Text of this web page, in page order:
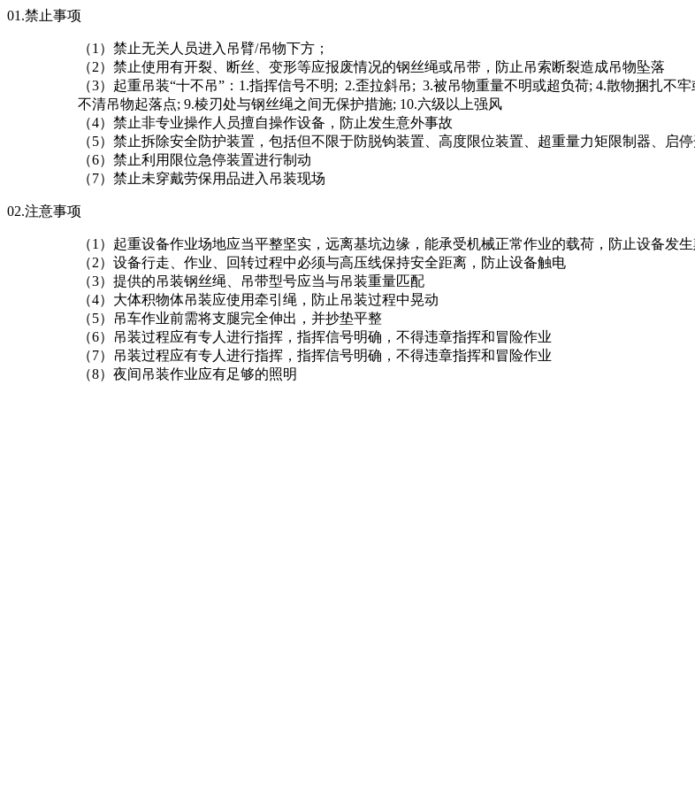
01.禁止事项
（1）禁止无关人员进入吊臂/吊物下方；
（2）禁止使用有开裂、断丝、变形等应报废情况的钢丝绳或吊带，防止吊索断裂造成吊物坠落
（3）起重吊装“十不吊”：1.指挥信号不明; 2.歪拉斜吊; 3.被吊物重量不明或超负荷; 4.散物捆扎
不清吊物起落点; 9.棱刃处与钢丝绳之间无保护措施; 10.六级以上强风
（4）禁止非专业操作人员擅自操作设备，防止发生意外事故
（5）禁止拆除安全防护装置，包括但不限于防脱钩装置、高度限位装置、超重量力矩限制器、启
（6）禁止利用限位急停装置进行制动
（7）禁止未穿戴劳保用品进入吊装现场
02.注意事项
（1）起重设备作业场地应当平整坚实，远离基坑边缘，能承受机械正常作业的载荷，防止设备发
（2）设备行走、作业、回转过程中必须与高压线保持安全距离，防止设备触电
（3）提供的吊装钢丝绳、吊带型号应当与吊装重量匹配
（4）大体积物体吊装应使用牵引绳，防止吊装过程中晃动
（5）吊车作业前需将支腿完全伸出，并抄垫平整
（6）吊装过程应有专人进行指挥，指挥信号明确，不得违章指挥和冒险作业
（7）吊装过程应有专人进行指挥，指挥信号明确，不得违章指挥和冒险作业
（8）夜间吊装作业应有足够的照明